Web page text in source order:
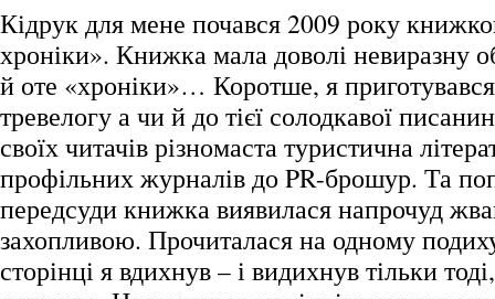
Кідрук для мене почався 2009 року
хроніки». Книжка мала доволі невиразну
й оте «хроніки»… Коротше, я приготувався
тревелогу а чи й до тієї солодкавої
своїх читачів різномаста туристична
профільних журналів до PR-брошур. Та
передсуди книжка виявилася напрочуд
захопливою. Прочиталася на одному
сторінці я вдихнув – і видихнув тільки